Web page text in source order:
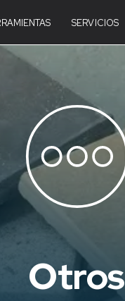
SERVICIOS
Otros